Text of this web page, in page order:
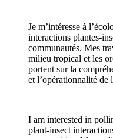
Je m’intéresse à
interactions plantes-
communautés. Mes
milieu tropical et les
portent sur la
et l’opérationnalité de
I am interested in
plant-insect